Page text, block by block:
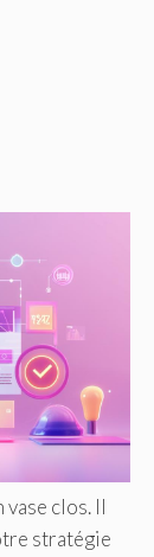
clos. Il
stratégie